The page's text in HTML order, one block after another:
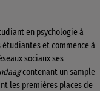
en psychologie à
et commence à
sociaux ses
contenant un sample
les premières places de